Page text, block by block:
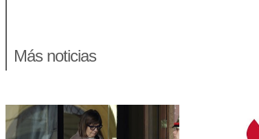
Más noticias